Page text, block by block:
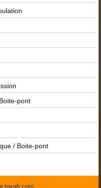
pont
/ Boite-pont